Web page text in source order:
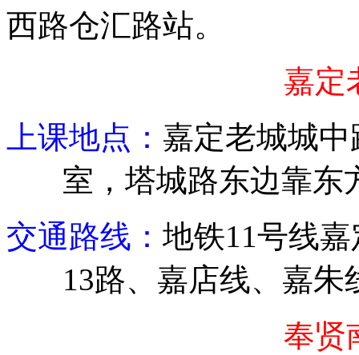
西路仓汇路站。
嘉定
上课地点： 嘉定老城城中
室，塔城路东边靠东
交通路线： 地铁11号线
13路、嘉店线、嘉朱
奉贤